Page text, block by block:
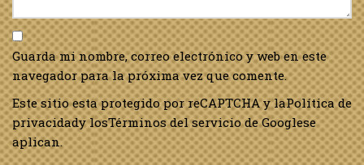
Guarda mi nombre, correo electrónico y web en este
navegador para la próxima vez que comente.
Este sitio esta protegido por reCAPTCHA y laPolítica de
privacidady losTérminos del servicio de Googlese
aplican.